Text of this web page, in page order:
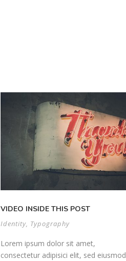
VIDEO INSIDE THIS POST
Identity, Typography
Lorem ipsum dolor sit amet,
consectetur adipisici elit, sed eiusmod